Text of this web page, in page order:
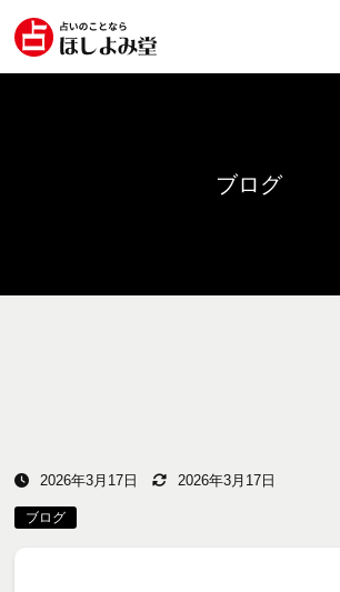
ブログ
2026年3月17日 2026年3月17日
ブログ